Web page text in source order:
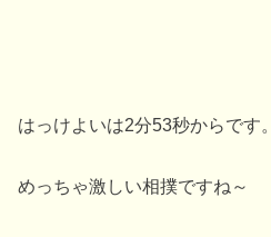
はっけよいは2分53秒からです。
めっちゃ激しい相撲ですね～